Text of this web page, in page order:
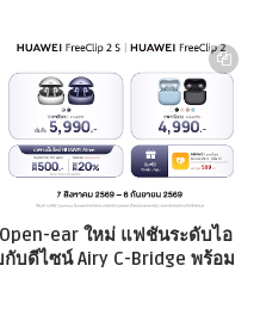
Open-ear ใหม่ แฟชันระดับไอ
บดีไซน์ Airy C-Bridge พร้อม